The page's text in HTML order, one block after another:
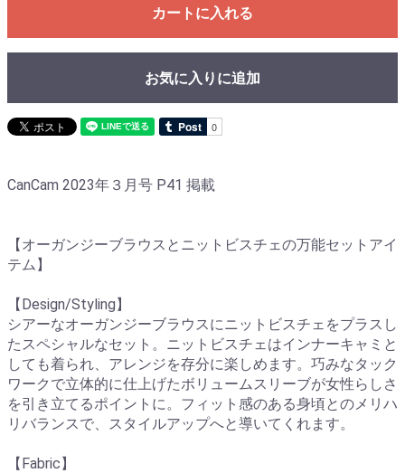
カートに入れる
お気に入りに追加
CanCam 2023年３月号 P41 掲載
【オーガンジーブラウスとニットビスチェの万能セットアイ
テム】
【Design/Styling】
シアーなオーガンジーブラウスにニットビスチェをプラスし
たスペシャルなセット。ニットビスチェはインナーキャミと
しても着られ、アレンジを存分に楽しめます。巧みなタック
ワークで立体的に仕上げたボリュームスリーブが女性らしさ
を引き立てるポイントに。フィット感のある身頃とのメリハ
リバランスで、スタイルアップへと導いてくれます。
【Fabric】